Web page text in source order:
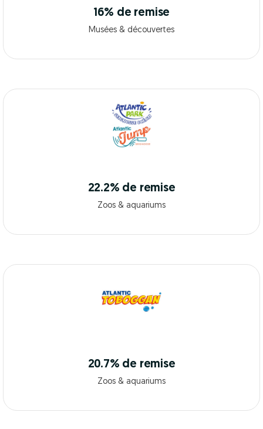
16% de remise
Musées & découvertes
22.2% de remise
Zoos & aquariums
20.7% de remise
Zoos & aquariums